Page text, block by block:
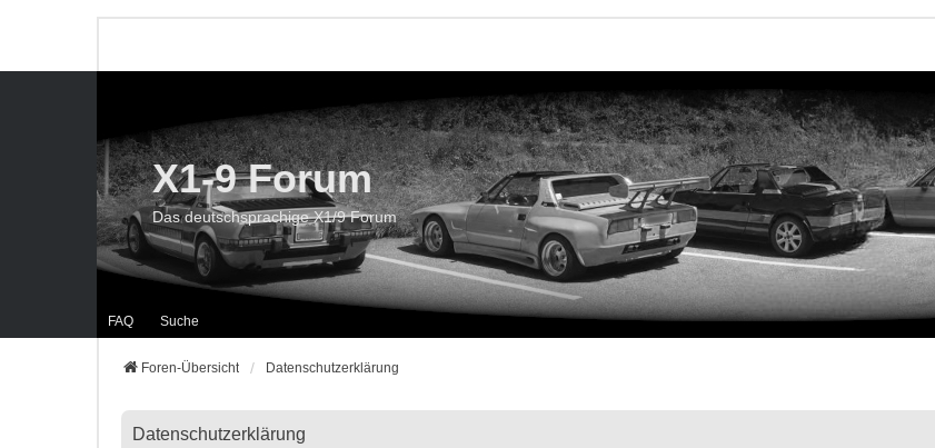
FAQ Suche
X1-9 Forum
Das deutschsprachige X1/9 Forum
Foren-Übersicht Datenschutzerklärung
Datenschutzerklärung